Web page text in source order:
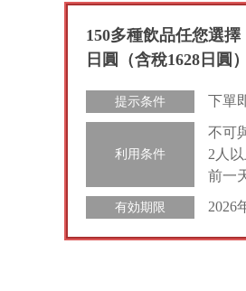
150多種飲品任您選
日圓（含稅1628日圓）
提示条件 下單
利用条件
不可
2人
前一
有効期限 2026